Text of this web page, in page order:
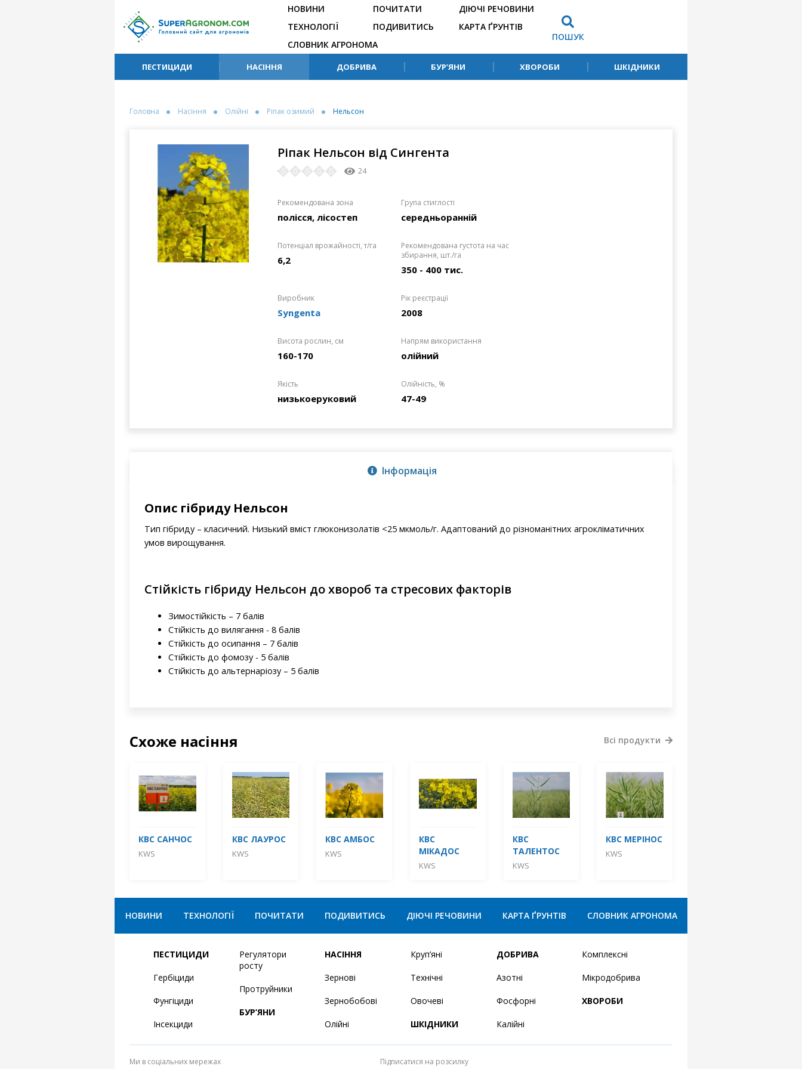
НОВИНИ
ТЕХНОЛОГІЇ
ПОЧИТАТИ
ПОДИВИТИСЬ
ДІЮЧІ РЕЧОВИНИ
КАРТА ҐРУНТІВ
СЛОВНИК АГРОНОМА
ПОШУК
ПЕСТИЦИДИ НАСІННЯ ДОБРИВА БУР’ЯНИ ХВОРОБИ ШКІДНИКИ
Головна Насіння Олійні Ріпак озимий Нельсон
Ріпак Нельсон від Сингента
24
Рекомендована зона
полісся, лісостеп
Група стиглості
середньоранній
Потенціал врожайності, т/га
6,2
Рекомендована густота на час
збирання, шт./га
350 - 400 тис.
Виробник
Syngenta
Рік реєстрації
2008
Висота рослин, см
160-170
Напрям використання
олійний
Якість
низькоеруковий
Олійність, %
47-49
Інформація
Опис гібриду Нельсон
Тип гібриду – класичний. Низький вміст глюконизолатів <25 мкмоль/г. Адаптований до різноманітних агрокліматичних
умов вирощування.
Стійкість гібриду Нельсон до хвороб та стресових факторів
Зимостійкість – 7 балів
Стійкість до вилягання - 8 балів
Стійкість до осипання – 7 балів
Стійкість до фомозу - 5 балів
Стійкість до альтернаріозу – 5 балів
Схоже насіння
КВС САНЧОС
KWS
КВС ЛАУРОС
KWS
КВС АМБОС
KWS
КВС
МІКАДОС
KWS
КВС
ТАЛЕНТОС
KWS
КВС МЕРІНОС
KWS
Всі продукти
НОВИНИ ТЕХНОЛОГІЇ ПОЧИТАТИ ПОДИВИТИСЬ ДІЮЧІ РЕЧОВИНИ КАРТА ҐРУНТІВ СЛОВНИК АГРОНОМА
ПЕСТИЦИДИ
Гербіциди
Фунгіциди
Інсекциди
Регулятори
росту
Протруйники
БУР’ЯНИ
НАСІННЯ
Зернові
Зернобобові
Олійні
Круп’яні
Технічні
Овочеві
ШКІДНИКИ
ДОБРИВА
Азотні
Фосфорні
Калійні
Комплексні
Мікродобрива
ХВОРОБИ
Ми в соціальних мережах Підписатися на розсилку